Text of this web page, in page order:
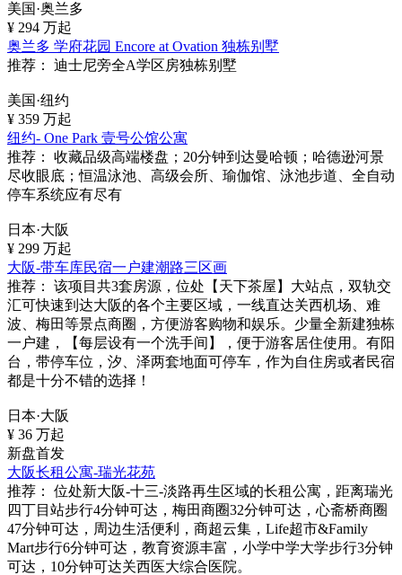
美国·奥兰多
¥ 294 万起
奥兰多 学府花园 Encore at Ovation 独栋别墅
推荐：
迪士尼旁全A学区房独栋别墅
美国·纽约
¥ 359 万起
纽约- One Park 壹号公馆公寓
推荐：
收藏品级高端楼盘；20分钟到达曼哈顿；哈德逊河景
尽收眼底；恒温泳池、高级会所、瑜伽馆、泳池步道、全自动
停车系统应有尽有
日本·大阪
¥ 299 万起
大阪-带车库民宿一户建潮路三区画
推荐：
该项目共3套房源，位处【天下茶屋】大站点，双轨交
汇可快速到达大阪的各个主要区域，一线直达关西机场、难
波、梅田等景点商圈，方便游客购物和娱乐。少量全新建独栋
一户建，【每层设有一个洗手间】，便于游客居住使用。有阳
台，带停车位，汐、泽两套地面可停车，作为自住房或者民宿
都是十分不错的选择！
日本·大阪
¥ 36 万起
新盘首发
大阪长租公寓-瑞光花苑
推荐：
位处新大阪-十三-淡路再生区域的长租公寓，距离瑞光
四丁目站步行4分钟可达，梅田商圈32分钟可达，心斋桥商圈
47分钟可达，周边生活便利，商超云集，Life超市&Family
Mart步行6分钟可达，教育资源丰富，小学中学大学步行3分钟
可达，10分钟可达关西医大综合医院。